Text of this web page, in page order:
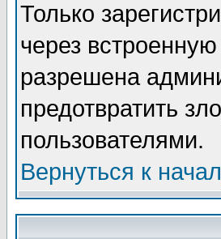
Только
через
разрешена
предотвратить
пользователями.
Вернуться к